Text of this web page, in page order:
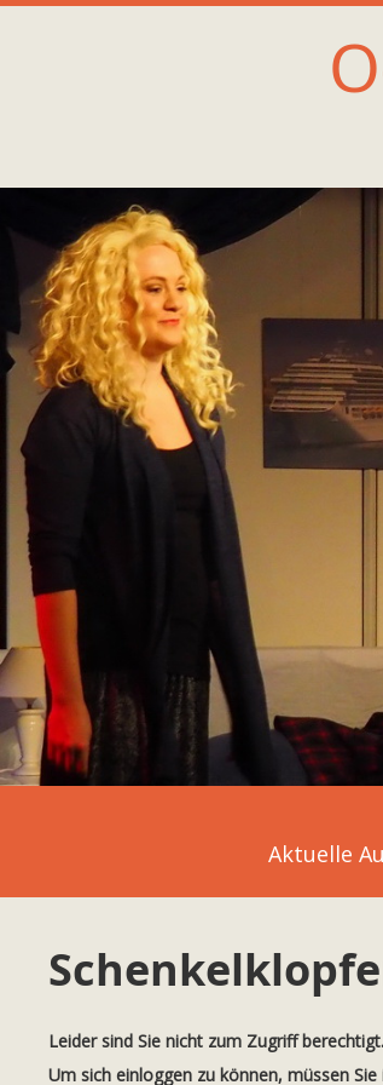
Aktuelle
Leider sind Sie nicht zum Zugriff
Um sich einloggen zu können, müssen